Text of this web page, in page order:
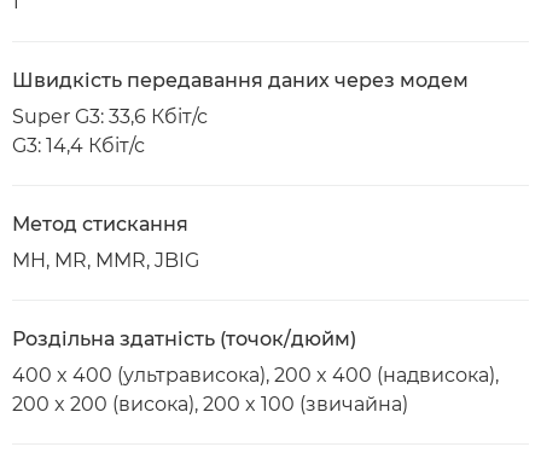
Швидкість передавання даних через модем
Super G3: 33,6 Кбіт/с
G3: 14,4 Кбіт/с
Метод стискання
MH, MR, MMR, JBIG
Роздільна здатність (точок/дюйм)
400 x 400 (ультрависока), 200 x 400 (надвисока),
200 x 200 (висока), 200 x 100 (звичайна)